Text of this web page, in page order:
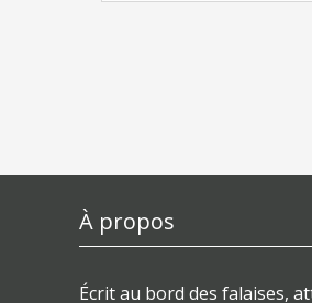
À propos
Écrit au bord des falaises,